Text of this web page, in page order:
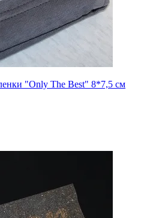
"Only The Best" 8*7,5 см